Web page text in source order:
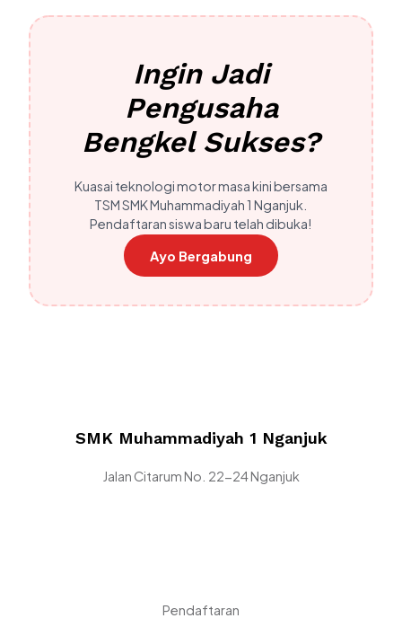
Ingin Jadi
Pengusaha
Bengkel Sukses?
Kuasai teknologi motor masa kini bersama
TSM SMK Muhammadiyah 1 Nganjuk.
Pendaftaran siswa baru telah dibuka!
Ayo Bergabung
SMK Muhammadiyah 1 Nganjuk
Jalan Citarum No. 22-24 Nganjuk
Pendaftaran